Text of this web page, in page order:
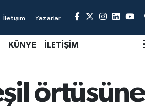
İletişim Yazarlar
KÜNYE İLETİŞİM
örtüsüne